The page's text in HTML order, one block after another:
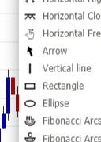
1 to be